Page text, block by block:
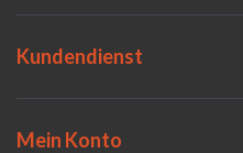
Kundendienst
Mein Konto